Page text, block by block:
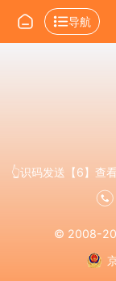
导航
👆识码发送【6】查
© 2008-